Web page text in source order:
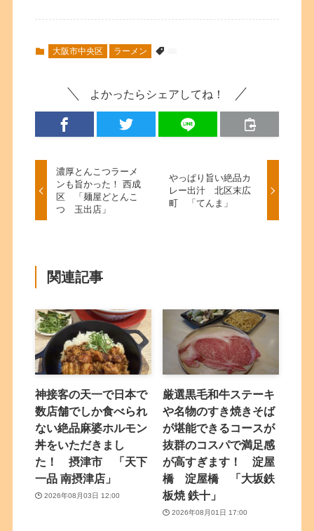
大阪市中央区 ラーメン
よかったらシェアしてね！
濃厚とんこつラーメ
ンも旨かった！ 西成
区 「麺屋どとんこ
つ 玉出店」
やっぱり旨い絶品カ
レー出汁 北区末広
町 「てんま」
関連記事
神接客の天一で日本で
数店舗でしか食べられ
ない絶品麻婆ホルモン
丼をいただきまし
た！ 摂津市 「天下
一品 南摂津店」
2026年08月03日 12:00
厳選黒毛和牛ステーキ
や名物のすき焼きそば
が堪能できるコースが
抜群のコスパで満足感
が高すぎます！ 淀屋
橋 淀屋橋 「大坂鉄
板焼 鉄十」
2026年08月01日 17:00